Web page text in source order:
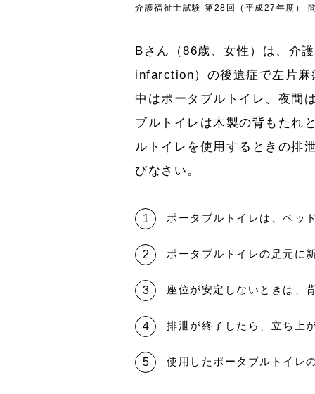
介護福祉士試験 第28回（平成27年度）
Bさん（86歳、女性）は、介
infarction）の後遺症で左片麻
中はポータブルトイレ、夜間
ブルトイレは木製の背もたれ
ルトイレを使用するときの排
びなさい。
ポータブルトイレは、ベッ
ポータブルトイレの足元に
座位が安定しないときは、
排泄が終了したら、立ち上
使用したポータブルトイレ